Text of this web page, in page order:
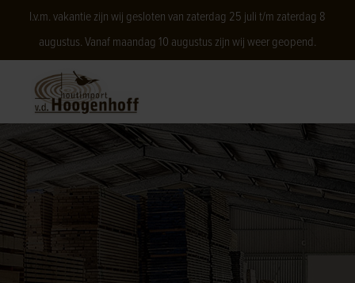
I.v.m. vakantie zijn wij gesloten van zaterdag 25 juli t/m zaterdag 8
augustus. Vanaf maandag 10 augustus zijn wij weer geopend.